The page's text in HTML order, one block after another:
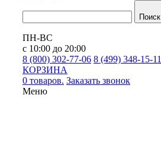
Поиск
ПН-ВС
с 10:00 до 20:00
8 (800) 302-77-06 8 (499) 348-15-11
КОРЗИНА
0 товаров. Заказать звонок
Меню